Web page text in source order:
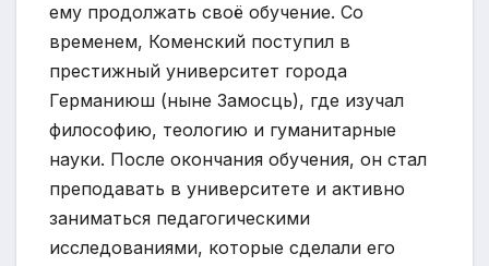
ему продолжать своё обучение. Со
временем, Коменский поступил в
престижный университет города
Германиюш (ныне Замосць), где изучал
философию, теологию и гуманитарные
науки. После окончания обучения, он стал
преподавать в университете и активно
заниматься педагогическими
исследованиями, которые сделали его